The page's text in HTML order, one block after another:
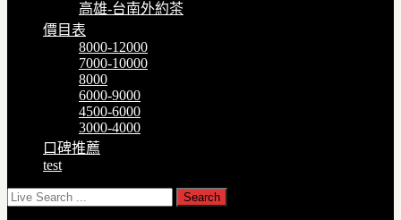
高雄-台南外約茶
價目表
8000-12000
7000-10000
8000
6000-9000
4500-6000
3000-4000
口碑推薦
test